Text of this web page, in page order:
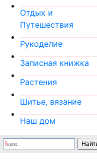
Отдых и
Путешествия
Рукоделие
Записная книжка
Растения
Шитье, вязание
Наш дом